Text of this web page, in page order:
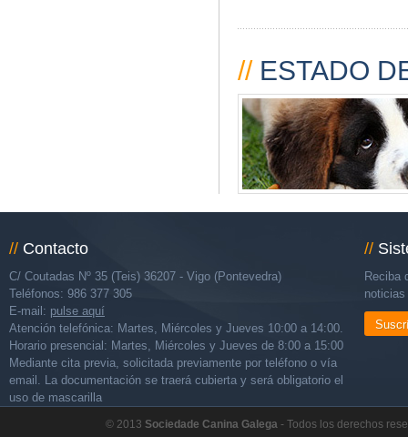
//ESTADO
// Contacto
C/ Coutadas Nº 35 (Teis) 36207 - Vigo (Pontevedra)
Teléfonos: 986 377 305
E-mail: pulse aquí
Atención telefónica: Martes, Miércoles y Jueves 10:00 a 14:00.
Horario presencial: Martes, Miércoles y Jueves de 8:00 a 15:00
Mediante cita previa, solicitada previamente por teléfono o vía
email. La documentación se traerá cubierta y será obligatorio el
uso de mascarilla
//
Reciba
© 2013 Sociedade Canina Galega - Todos los derechos